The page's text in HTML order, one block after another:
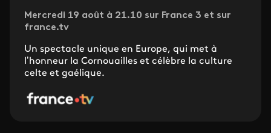
Mercredi 19 août à 21.10 sur France 3 et sur
france.tv
Un spectacle unique en Europe, qui met à
l’honneur la Cornouailles et célèbre la culture
celte et gaélique.